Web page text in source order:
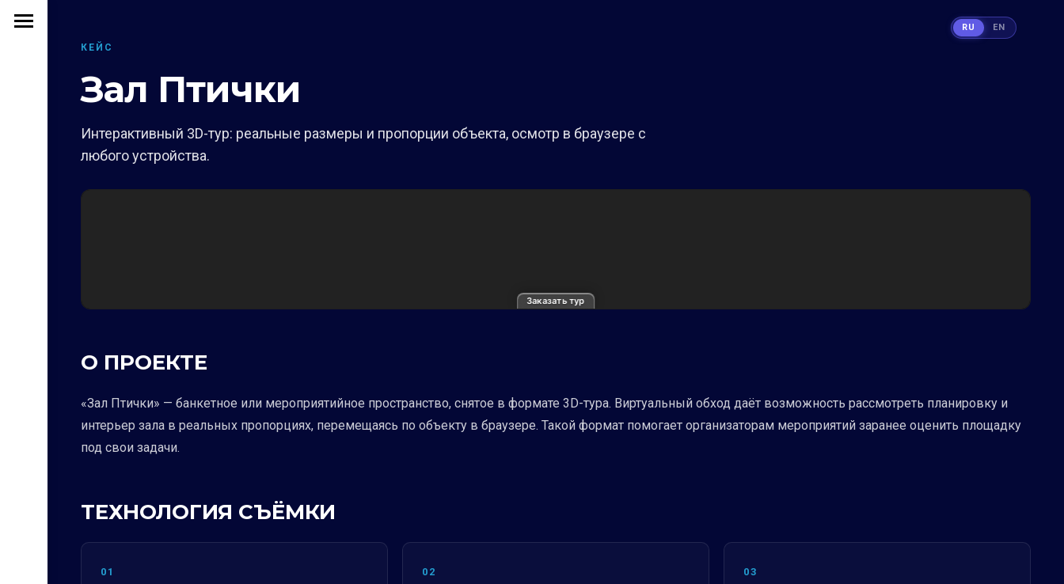
КЕЙС
Зал Птички
Интерактивный 3D-тур: реальные размеры и пропорции объекта, осмотр в браузере с
любого устройства.
Заказать тур
О ПРОЕКТЕ
«Зал Птички» — банкетное или мероприятийное пространство, снятое в формате 3D-тура. Виртуальный обход даёт возможность рассмотреть планировку и
интерьер зала в реальных пропорциях, перемещаясь по объекту в браузере. Такой формат помогает организаторам мероприятий заранее оценить площадку
под свои задачи.
ТЕХНОЛОГИЯ СЪЁМКИ
01 02 03
RU EN